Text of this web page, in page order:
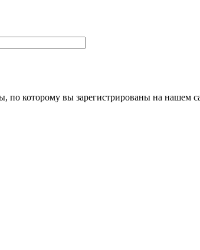
по которому вы зарегистрированы на